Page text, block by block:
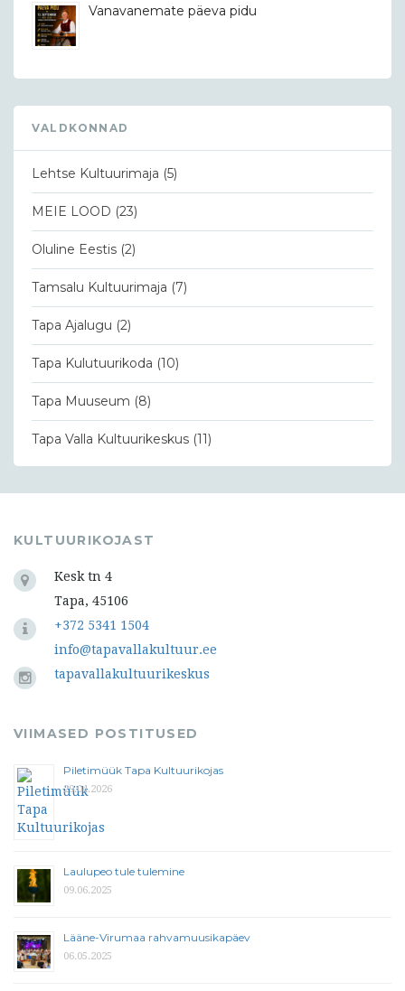
Vanavanemate päeva pidu
VALDKONNAD
Lehtse Kultuurimaja (5)
MEIE LOOD (23)
Oluline Eestis (2)
Tamsalu Kultuurimaja (7)
Tapa Ajalugu (2)
Tapa Kulutuurikoda (10)
Tapa Muuseum (8)
Tapa Valla Kultuurikeskus (11)
KULTUURIKOJAST
Kesk tn 4
Tapa, 45106
+372 5341 1504
info@tapavallakultuur.ee
tapavallakultuurikeskus
VIIMASED POSTITUSED
Piletimüük Tapa Kultuurikojas
29.04.2026
Laulupeo tule tulemine
09.06.2025
Lääne-Virumaa rahvamuusikapäev
06.05.2025